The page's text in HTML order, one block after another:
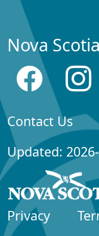
Nova
Contact Us
Updated:
Privacy